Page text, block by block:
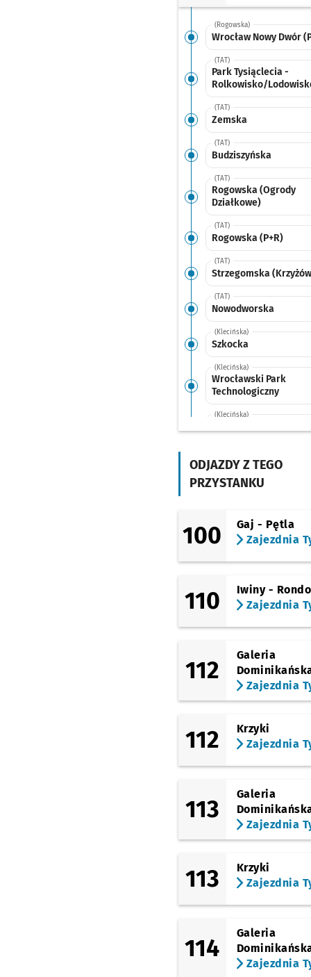
(Rogowska)
Wrocław Nowy Dwór
(TAT)
Park Tysiąclecia -
Rolkowisko/
(TAT)
Zemska
(TAT)
Budziszyńska
(TAT)
Rogowska (Ogrody
Działkowe)
(TAT)
Rogowska (P+R)
(TAT)
Strzegomska
(TAT)
Nowodworska
(Klecińska)
Szkocka
(Klecińska)
Wrocławski Park
Technologiczny
(Klecińska)
FAT
(Grabiszyńska)
(Grabiszyńska)
Bzowa (Centrum
Zajezdnia)
(Stalowa)
Grochowa
(Stalowa)
Krucza (Mielecka)
Krucza
(Zaporoska)
Drukarska
(Kamienna)
Uniwersytet
Borowska (Aquapark)
(Kamienna)
Widna
(Bardzka)
Kamienna
ODJAZDY Z TEGO
PRZYSTANKU
100
Gaj - Pętla
Zajezdnia
110
Iwiny - Rondo
Zajezdnia
112
Galeria
Zajezdnia
112
Krzyki
Zajezdnia
113
Galeria
Zajezdnia
113
Krzyki
Zajezdnia
114
Galeria
Zajezdnia